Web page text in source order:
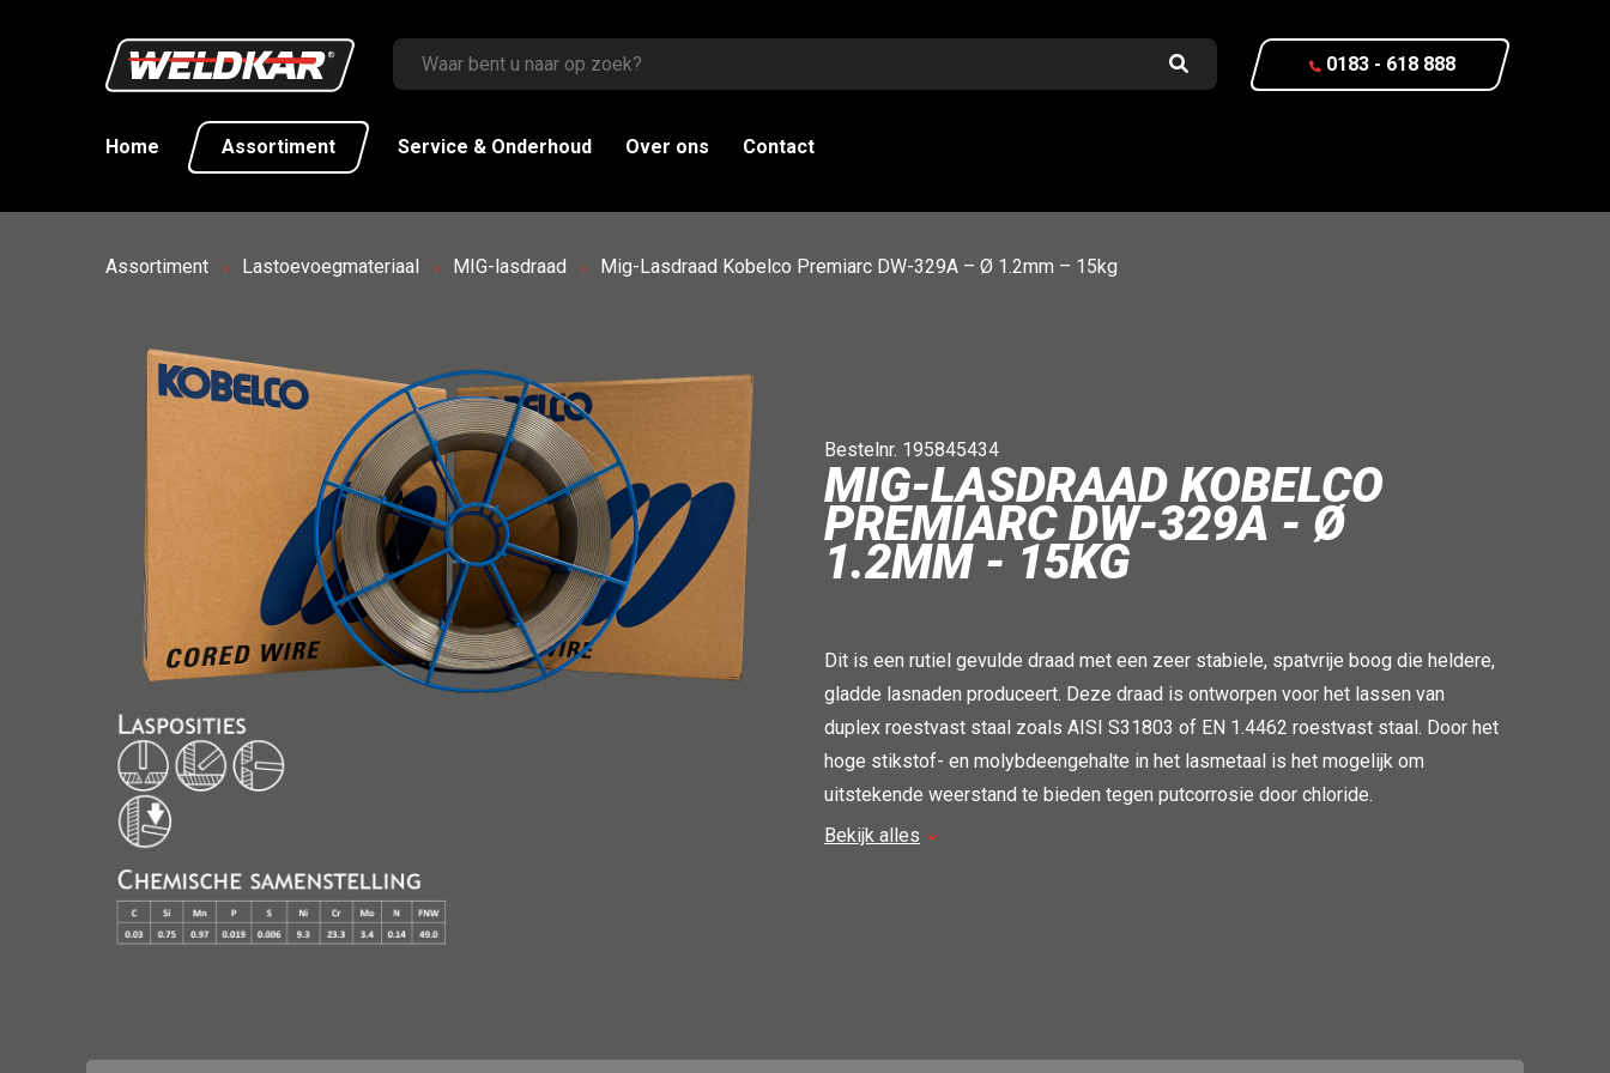
0183 - 618 888
Home Assortiment Service & Onderhoud Over ons Contact
Assortiment Lastoevoegmateriaal MIG-lasdraad Mig-Lasdraad Kobelco Premiarc DW-329A – Ø 1.2mm – 15kg
Bestelnr. 195845434
MIG-LASDRAAD KOBELCO
PREMIARC DW-329A - Ø
1.2MM - 15KG
Dit is een rutiel gevulde draad met een zeer stabiele, spatvrije boog die heldere,
gladde lasnaden produceert. Deze draad is ontworpen voor het lassen van
duplex roestvast staal zoals AISI S31803 of EN 1.4462 roestvast staal. Door het
hoge stikstof- en molybdeengehalte in het lasmetaal is het mogelijk om
uitstekende weerstand te bieden tegen putcorrosie door chloride.
Bekijk alles